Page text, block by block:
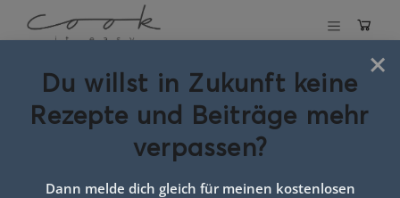
Schlagwort:
rezept mit
tomatensauce
×
Du willst in Zukunft keine
Rezepte und Beiträge mehr
verpassen?
Dann melde dich gleich für meinen kostenlosen